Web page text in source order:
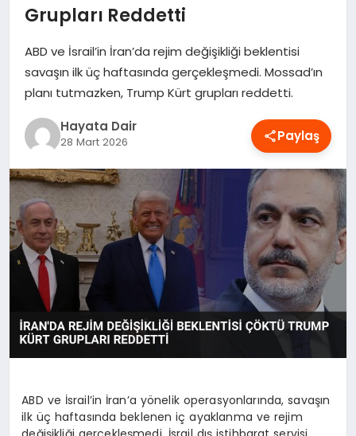
KIMDIR?
NEDIR?
OYUN
RÜYA TABIRLERI
SAĞLIK
TEKNOLOJI
Grupları Reddetti
ABD ve İsrail’in İran’da rejim değişikliği beklentisi
savaşın ilk üç haftasında gerçekleşmedi. Mossad’ın
planı tutmazken, Trump Kürt grupları reddetti.
Hayata Dair
28 Mart 2026 Paylaş
ABD ve İsrail’in İran’a yönelik operasyonlarında, savaşın
ilk üç haftasında beklenen iç ayaklanma ve rejim